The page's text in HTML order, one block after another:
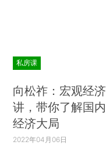
私房课
向松祚：宏观经
讲，带你了解国
经济大局
2022年04月06日